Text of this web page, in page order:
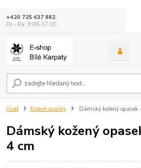
+420 725 437 882
Po - Pá: 9:00-17:00
Úvod Kožené opasky Dámský kožený opasek
Dámský kožený
4 cm